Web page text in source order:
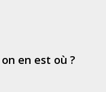
en est où ?